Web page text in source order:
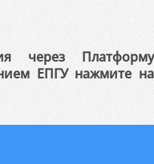
через Платформу
ЕПГУ нажмите на